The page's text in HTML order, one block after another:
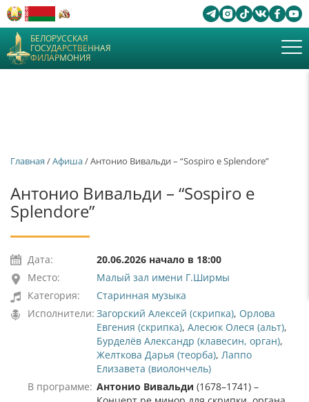
БЕЛОРУССКАЯ
ГОСУДАРСТВЕННАЯ
ФИЛАРМОНИЯ
Главная /Афиша/ Антонио Вивальди – “Sospiro e Splendore”
Антонио Вивальди – “Sospiro e
Splendore”
Дата:
20.06.2026 начало в 18:00
Место:
Малый зал имени Г.Ширмы
Категория:
Старинная музыка
Исполнители: Загорский Алексей (скрипка), Орлова
Евгения (скрипка), Алесюк Олеся (альт),
Бурделёв Александр (клавесин, орган),
Желткова Дарья (теорба), Лаппо
Елизавета (виолончель)
В программе: Антонио Вивальди (1678–1741) –